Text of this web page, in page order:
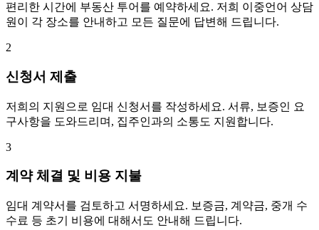
편리한 시간에 부동산 투어를 예약하세요. 저희 이중언어 상담
원이 각 장소를 안내하고 모든 질문에 답변해 드립니다.
2
신청서 제출
저희의 지원으로 임대 신청서를 작성하세요. 서류, 보증인 요
구사항을 도와드리며, 집주인과의 소통도 지원합니다.
3
계약 체결 및 비용 지불
임대 계약서를 검토하고 서명하세요. 보증금, 계약금, 중개 수
수료 등 초기 비용에 대해서도 안내해 드립니다.